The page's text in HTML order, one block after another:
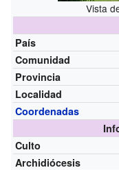
Vista
País
Comunidad
Provincia
Localidad
Coordenadas
Culto
Archidiócesis